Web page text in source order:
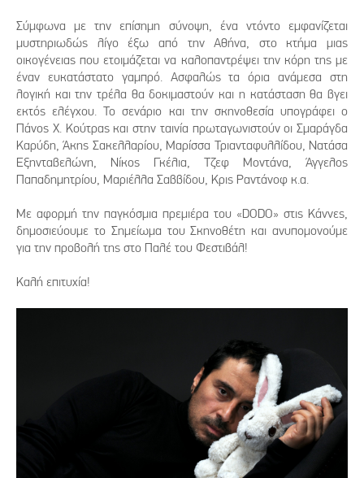
Σύμφωνα με την επίσημη σύνοψη, ένα ντόντο εμφανίζεται
μυστηριωδώς λίγο έξω από την Αθήνα, στο κτήμα μιας
οικογένειας που ετοιμάζεται να καλοπαντρέψει την κόρη της με
έναν ευκατάστατο γαμπρό. Ασφαλώς τα όρια ανάμεσα στη
λογική και την τρέλα θα δοκιμαστούν και η κατάσταση θα βγει
εκτός ελέγχου. Το σενάριο και την σκηνοθεσία υπογράφει ο
Πάνος Χ. Κούτρας και στην ταινία πρωταγωνιστούν οι Σμαράγδα
Καρύδη, Άκης Σακελλαρίου, Μαρίσσα Τριανταφυλλίδου, Νατάσα
Εξηνταβελώνη, Νίκος Γκέλια, Τζεφ Μοντάνα, Άγγελος
Παπαδημητρίου, Μαριέλλα Σαββίδου, Κρις Ραντάνοφ κ.α.
Με αφορμή την παγκόσμια πρεμιέρα του «DODO» στις Κάννες,
δημοσιεύουμε το Σημείωμα του Σκηνοθέτη και ανυπομονούμε
για την προβολή της στο Παλέ του Φεστιβάλ!
Καλή επιτυχία!